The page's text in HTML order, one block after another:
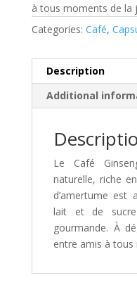
à tous moments de la
Categories: Café,
Description
Additional
Le Café
naturelle, riche
d’amertume est
lait et de
gourmande. À
entre amis à